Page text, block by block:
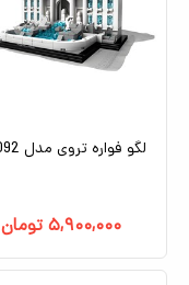
لگو فواره تروی مدل 20092
۵,۹۰۰,۰۰۰ تومان